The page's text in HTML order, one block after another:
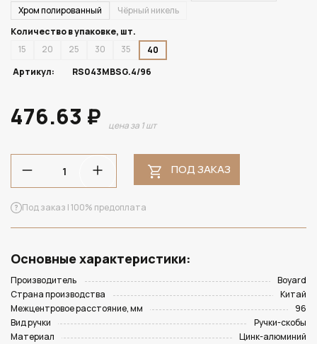
Хром полированный
Чёрный никель
Количество в упаковке, шт.
15
20 25 30 35
40
Артикул:
RS043MBSG.4/96
476.63 ₽ цена за 1 шт
ПОД ЗАКАЗ
Под заказ | 100% предоплата
Основные характеристики:
Производитель
Boyard
Страна производства
Китай
Межцентровое расстояние, мм
96
Вид ручки
Ручки-скобы
Материал
Цинк-алюминий